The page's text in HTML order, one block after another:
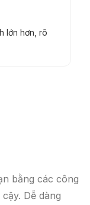
lớn hơn, rõ
bằng các công
Dễ dàng